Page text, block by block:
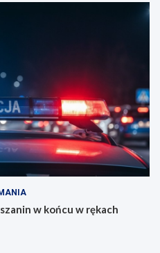
w końcu w rękach